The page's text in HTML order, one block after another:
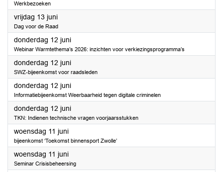
Werkbezoeken
vrijdag 13 juni2025
Dag voor de Raad
donderdag 12 juni2025
Webinar Warmtethema’s 2026: inzichten voor verkiezingsprogramma’s
donderdag 12 juni2025
SWZ-bijeenkomst voor raadsleden
donderdag 12 juni2025
Informatiebijeenkomst Weerbaarheid tegen digitale criminelen
donderdag 12 juni2025
TKN: Indienen technische vragen voorjaarsstukken
woensdag 11 juni2025
bijeenkomst ‘Toekomst binnensport Zwolle’
woensdag 11 juni2025
Seminar Crisisbeheersing